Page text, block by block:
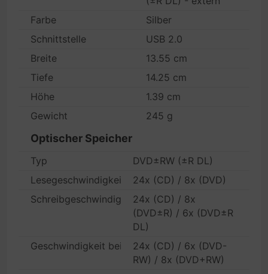
Farbe
Silber
Schnittstelle
USB 2.0
Breite
13.55 cm
Tiefe
14.25 cm
Höhe
1.39 cm
Gewicht
245 g
Optischer Speicher
Typ
DVD±RW (±R DL)
Lesegeschwindigkeit
24x (CD) / 8x (DVD)
Schreibgeschwindigkeit24x (CD) / 8x
(DVD±R) / 6x (DVD±R
DL)
Geschwindigkeit bei wiederbeschreibbaren Medien
24x (CD) / 6x (DVD-
RW) / 8x (DVD+RW)